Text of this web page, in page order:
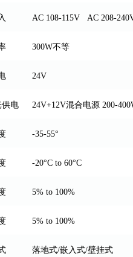
AC 108-115V AC 208-
300W不等
24V
供电 24V+12V混合电源 200-
-35-55°
-20°C to 60°C
5% to 100%
5% to 100%
落地式/嵌入式/壁挂式